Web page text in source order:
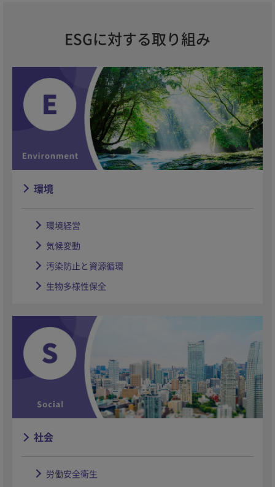
ESGに対する取り組み
環境
環境経営
気候変動
汚染防止と資源循環
生物多様性保全
社会
労働安全衛生